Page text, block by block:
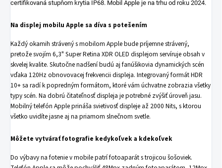
certifikovaná stupňom krytia IP68. Mobil Apple je na trhu od roku 2024.
Na displej mobilu Apple sa díva s potešením
Každý okamih strávený s mobilom Apple bude príjemne strávený,
pretože svojím 6,3" Super Retina XDR OLED displejom servíruje obsah v
skvelej kvalite. Skutočne nadšení budú aj fanúšikovia dynamických scén
vďaka 120Hz obnovovacej frekvencii displeja. Integrovaný formát HDR
10+ sa radí k popredným formátom, ktoré vám úchvatne zobrazia všetky
typy scén. Na dobrú čitateľnosť displeja je potrebné zvýšiť úroveň jasu.
Mobilný telefón Apple prináša svietivosť displeje až 2000 Nits, s ktorou
všetko uvidíte jasne aj na priamom slnečnom svetle.
Môžete vytvárať fotografie kedykoľvek a kdekoľvek
Do výbavy na fotenie v mobile patrí fotoaparát s trojicou šošoviek.